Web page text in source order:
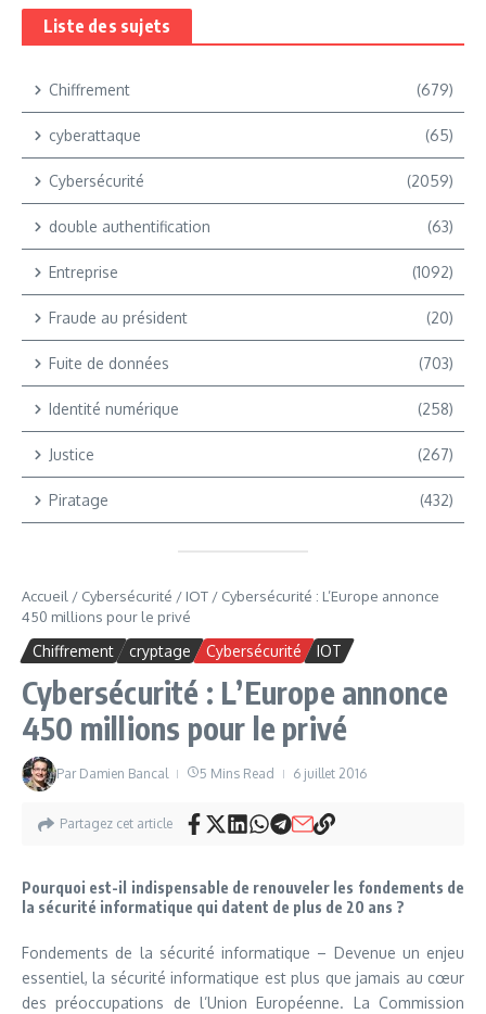
Liste des sujets
Chiffrement (679)
cyberattaque (65)
Cybersécurité (2059)
double authentification (63)
Entreprise (1092)
Fraude au président (20)
Fuite de données (703)
Identité numérique (258)
Justice (267)
Piratage (432)
Accueil / Cybersécurité / IOT / Cybersécurité : L’Europe annonce
450 millions pour le privé
Chiffrement cryptage Cybersécurité IOT
Cybersécurité : L’Europe annonce
450 millions pour le privé
Par Damien Bancal 5 Mins Read 6 juillet 2016
Partagez cet article
Pourquoi est-il indispensable de renouveler les fondements de
la sécurité informatique qui datent de plus de 20 ans ?
Fondements de la sécurité informatique – Devenue un enjeu
essentiel, la sécurité informatique est plus que jamais au cœur
des préoccupations de l’Union Européenne. La Commission